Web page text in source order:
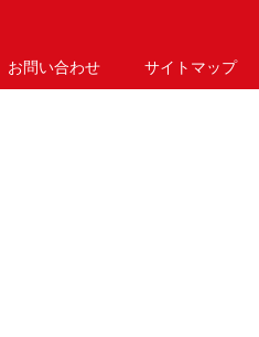
お問い合わせ サイトマップ